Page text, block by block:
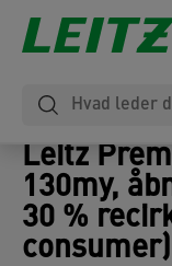
Leitz
130my,
30 %
consumer)